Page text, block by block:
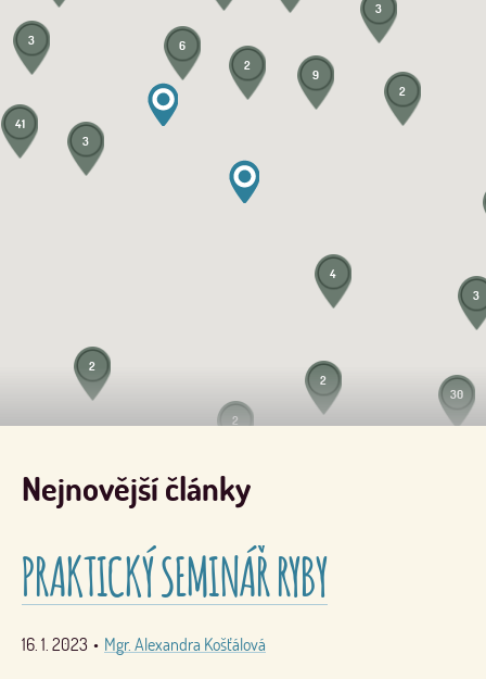
9
41
30
2
4
3
2
6
3
2
3
3
2
2
Nejnovější články
PRAKTICKÝ SEMINÁŘ RYBY
16. 1. 2023 • Mgr. Alexandra Košťálová